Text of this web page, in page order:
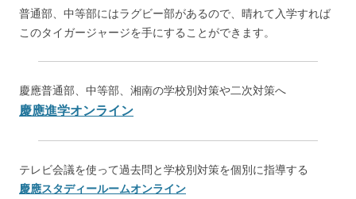
普通部、中等部にはラグビー部があるので、晴れて入学すれば
このタイガージャージを手にすることができます。
慶應普通部、中等部、湘南の学校別対策や二次対策へ
慶應進学オンライン
テレビ会議を使って過去問と学校別対策を個別に指導する
慶應スタディールームオンライン